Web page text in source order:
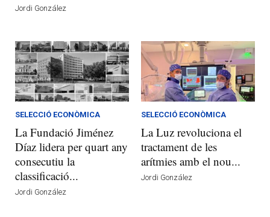
Jordi González
SELECCIÓ ECONÒMICA
La Fundació Jiménez
Díaz lidera per quart any
consecutiu la
classificació...
Jordi González
SELECCIÓ ECONÒMICA
La Luz revoluciona el
tractament de les
arítmies amb el nou...
Jordi González